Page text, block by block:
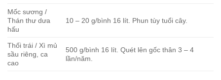
Mốc sương /
Thán thư dưa
hấu
10 – 20 g/bình 16 lít. Phun tùy tuổi cây.
Thối trái / Xì mủ
sầu riêng, ca
cao
500 g/bình 16 lít. Quét lên gốc thân 3 – 4
lần/năm.